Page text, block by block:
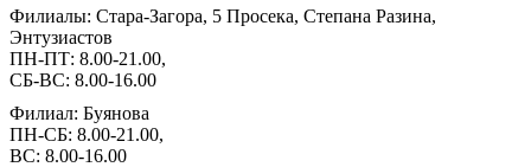
Филиалы: Стара-Загора, 5 Просека, Степана Разина,
Энтузиастов
ПН-ПТ: 8.00-21.00,
СБ-ВС: 8.00-16.00
Филиал: Буянова
ПН-СБ: 8.00-21.00,
ВС: 8.00-16.00